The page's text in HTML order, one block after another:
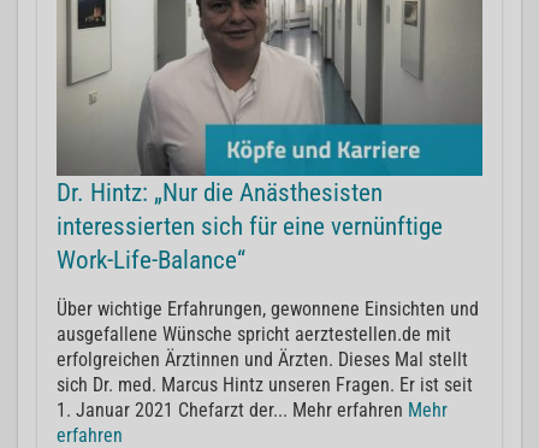
Dr. Hintz: „Nur die Anästhesisten
interessierten sich für eine vernünftige
Work-Life-Balance“
Über wichtige Erfahrungen, gewonnene Einsichten und
ausgefallene Wünsche spricht aerztestellen.de mit
erfolgreichen Ärztinnen und Ärzten. Dieses Mal stellt
sich Dr. med. Marcus Hintz unseren Fragen. Er ist seit
1. Januar 2021 Chefarzt der... Mehr erfahren Mehr
erfahren